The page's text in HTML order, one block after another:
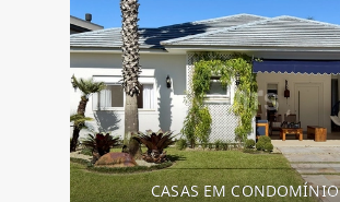
CASAS EM CONDOMÍNIO